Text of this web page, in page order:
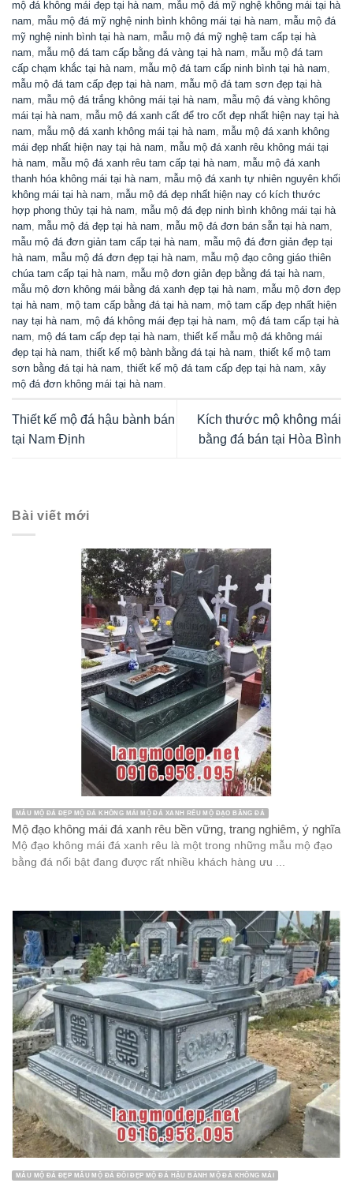
mộ đá không mái đẹp tại hà nam mẫu mộ đá mỹ nghệ không mái tại hà
nam mẫu mộ đá mỹ nghệ ninh bình không mái tại hà nam mẫu mộ đá
mỹ nghệ ninh bình tại hà nam mẫu mộ đá mỹ nghệ tam cấp tại hà
nam mẫu mộ đá tam cấp bằng đá vàng tại hà nam mẫu mộ đá tam
cấp chạm khắc tại hà nam mẫu mộ đá tam cấp ninh bình tại hà nam
mẫu mộ đá tam cấp đẹp tại hà nam mẫu mộ đá tam sơn đẹp tại hà
nam mẫu mộ đá trắng không mái tại hà nam mẫu mộ đá vàng không
mái tại hà nam mẫu mộ đá xanh cất để tro cốt đẹp nhất hiện nay tại hà
nam mẫu mộ đá xanh không mái tại hà nam mẫu mộ đá xanh không
mái đẹp nhất hiện nay tại hà nam mẫu mộ đá xanh rêu không mái tại
hà nam mẫu mộ đá xanh rêu tam cấp tại hà nam mẫu mộ đá xanh
thanh hóa không mái tại hà nam mẫu mộ đá xanh tự nhiên nguyên khối
không mái tại hà nam mẫu mộ đá đẹp nhất hiện nay có kích thước
hợp phong thủy tại hà nam mẫu mộ đá đẹp ninh bình không mái tại hà
nam mẫu mộ đá đẹp tại hà nam mẫu mộ đá đơn bán sẵn tại hà nam
mẫu mộ đá đơn giản tam cấp tại hà nam mẫu mộ đá đơn giản đẹp tại
hà nam mẫu mộ đá đơn đẹp tại hà nam mẫu mộ đạo công giáo thiên
chúa tam cấp tại hà nam mẫu mộ đơn giản đẹp bằng đá tại hà nam
mẫu mộ đơn không mái bằng đá xanh đẹp tại hà nam mẫu mộ đơn đẹp
tại hà nam mộ tam cấp bằng đá tại hà nam mộ tam cấp đẹp nhất hiện
nay tại hà nam mộ đá không mái đẹp tại hà nam mộ đá tam cấp tại hà
nam mộ đá tam cấp đẹp tại hà nam thiết kế mẫu mộ đá không mái
đẹp tại hà nam thiết kế mộ bành bằng đá tại hà nam thiết kế mộ tam
sơn bằng đá tại hà nam thiết kế mộ đá tam cấp đẹp tại hà nam xây
mộ đá đơn không mái tại hà nam
Thiết kế mộ đá hậu bành bán
tại Nam Định
Kích thước mộ không mái
bằng đá bán tại Hòa Bình
Bài viết mới
MẪU MỘ ĐÁ ĐẸP MỘ ĐÁ KHÔNG MÁI MỘ ĐÁ XANH RÊU MỘ ĐẠO BẰNG ĐÁ
Mộ đạo không mái đá xanh rêu bền vững, trang nghiêm, ý nghĩa
Mộ đạo không mái đá xanh rêu là một trong những mẫu mộ đạo
bằng đá nổi bật đang được rất nhiều khách hàng ưu ...
MẪU MỘ ĐÁ ĐẸP MẪU MỘ ĐÁ ĐÔI ĐẸP MỘ ĐÁ HẬU BÀNH MỘ ĐÁ KHÔNG MÁI